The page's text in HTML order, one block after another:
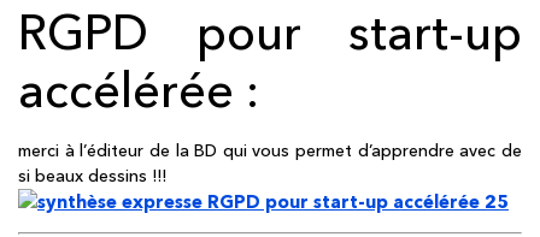
RGPD pour start-up
accélérée :
merci à l’éditeur de la BD qui vous permet d’apprendre avec de
si beaux dessins !!!